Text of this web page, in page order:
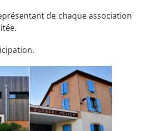
de chaque association